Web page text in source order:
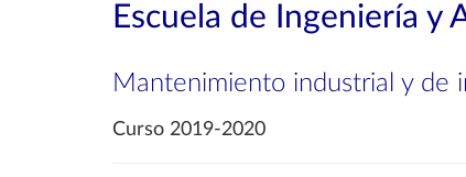
Escuela de Ingeniería y
Mantenimiento industrial y de
Curso 2019-2020